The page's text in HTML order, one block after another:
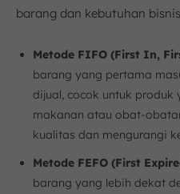
barang dan kebutuhan
Metode FIFO (First In,
barang yang pertama
dijual, cocok untuk produk
makanan atau obat-
kualitas dan mengurangi
Metode FEFO (First
barang yang lebih dekat